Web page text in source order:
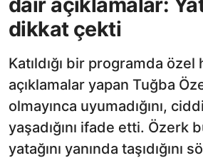
dikkat çekti
Katıldığı bir programda özel
açıklamalar yapan Tuğba
olmayınca uyumadığını,
yaşadığını ifade etti. Özerk
yatağını yanında taşıdığını